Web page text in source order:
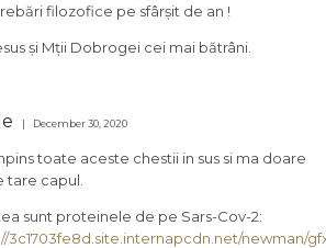
filozofice pe sfârșit de an !
și Mții Dobrogei cei mai bătrâni.
December 30, 2020
toate aceste chestii in sus si ma doare
tare capul.
sunt proteinele de pe Sars-Cov-2:
3c1703fe8d.site.internapcdn.net/newman/